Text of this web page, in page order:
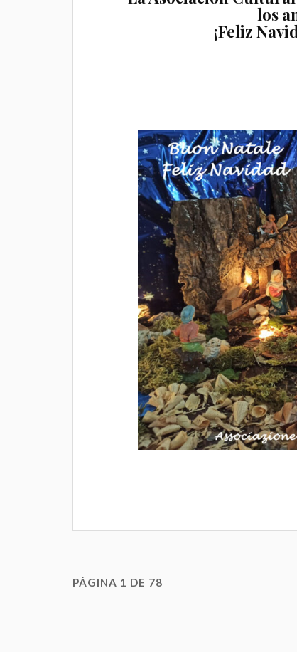
los
¡Feliz
PÁGINA 1 DE 78